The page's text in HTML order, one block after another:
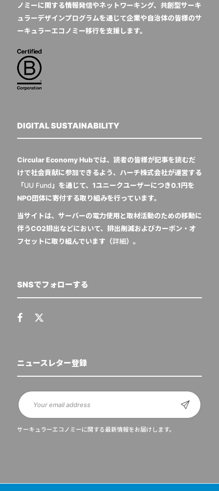
ノミーに関する情報発信やネットワーキング、共創型サーキ
ュラーデザインプログラムを通じて企業や自治体の皆様のサ
ーキュラーエコノミー移行を支援します。
DIGITAL SUSTAINABILITY
Circular Economy Hubでは、読者の皆様が記事を読むだ
けで社会貢献に参加できるよう、ハーチ株式会社が運営する
「UU Fund 」を通じて、1ユニークユーザーにつき0.1円を
NPO団体に寄付する取り組みを行っています。
当サイトは、サーバーの電力使用と取材活動のための移動に
伴うCO2排出などにおいて、排出削減およびカーボン・オ
フセットに取り組んでいます（詳細）。
SNSでフォローする
ニュースレター登録
サーキュラーエコノミーに関する最新情報をお届けします。